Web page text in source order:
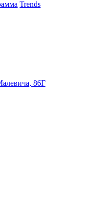
Trends
86Г